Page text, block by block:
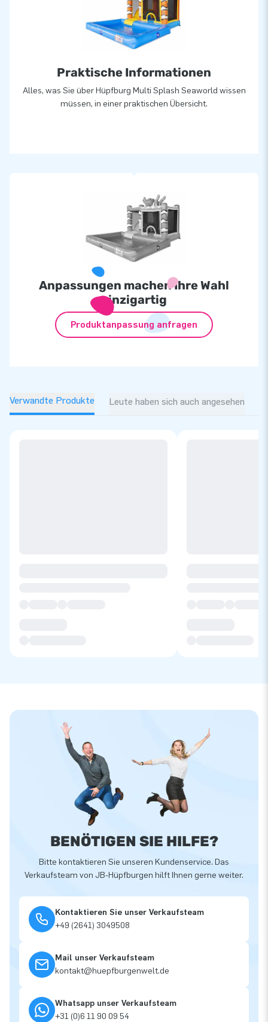
Praktische Informationen
Alles, was Sie über Hüpfburg Multi Splash Seaworld wissen
müssen, in einer praktischen Übersicht.
Anpassungen machen Ihre Wahl
einzigartig
Produktanpassung anfragen
Verwandte Produkte Leute haben sich auch angesehen
BENÖTIGEN SIE HILFE?
Bitte kontaktieren Sie unseren Kundenservice. Das
Verkaufsteam von JB-Hüpfburgen hilft Ihnen gerne weiter.
Kontaktieren Sie unser Verkaufsteam
+49 (2641) 3049508
Mail unser Verkaufsteam
kontakt@huepfburgenwelt.de
Whatsapp unser Verkaufsteam
+31 (0)6 11 90 09 54